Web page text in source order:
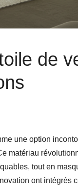
de
une option
matériau
tout en
ont intégrés